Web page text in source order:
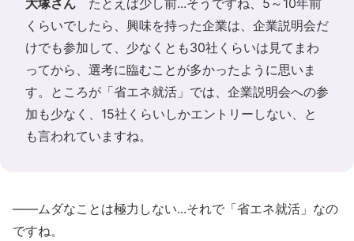
くらいでしたら、興味を持った企業は、企業説明会だ
けでも参加して、少なくとも30社くらいは見てまわ
ってから、選考に臨むことが多かったように思いま
す。ところが「省エネ就活」では、企業説明会への参
加も少なく、15社くらいしかエントリーしない、と
も言われていますね。
――ムダなことは極力しない...それで「省エネ就活」なの
ですね。